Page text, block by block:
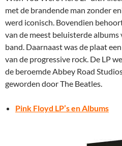
met de brandende man zonder
werd iconisch. Bovendien
van de meest beluisterde albums
band. Daarnaast was de plaat
van de progressive rock. De LP
de beroemde Abbey Road
geworden door The Beatles.
Pink Floyd LP’s en Albums